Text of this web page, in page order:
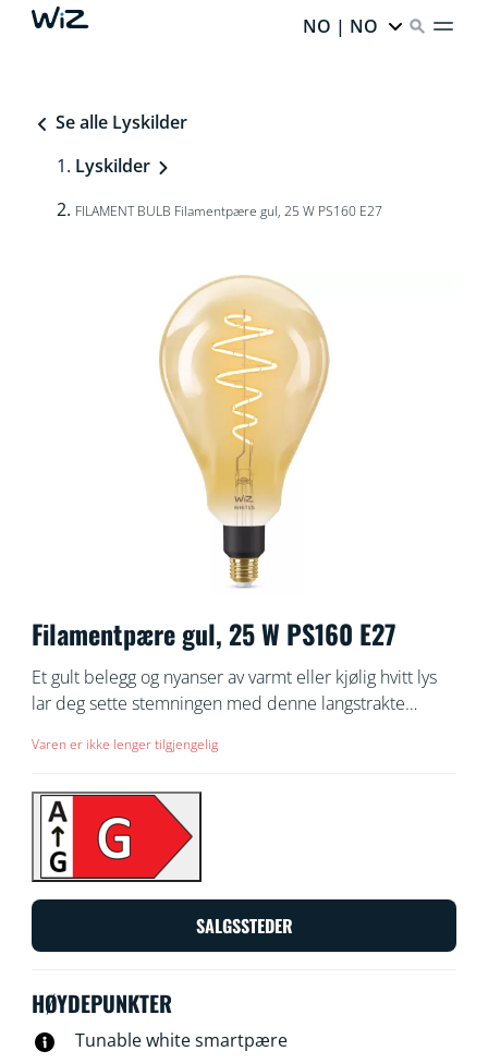
NO | NO
Se alle Lyskilder
Lyskilder
FILAMENT BULB Filamentpære gul, 25 W PS160 E27
Filamentpære gul, 25 W PS160 E27
Et gult belegg og nyanser av varmt eller kjølig hvitt lys
lar deg sette stemningen med denne langstrakte
Bruk med WiZ-appen eller stemmen din for å dempe
Fi-oppsett.
Varen er ikke lenger tilgjengelig
SALGSSTEDER
HØYDEPUNKTER
Tunable white smartpære